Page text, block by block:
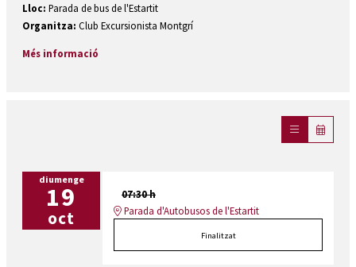
Lloc: Parada de bus de l'Estartit
Organitza: Club Excursionista Montgrí
Més informació
diumenge
19
oct
07:30 h
Parada d'Autobusos de l'Estartit
Finalitzat